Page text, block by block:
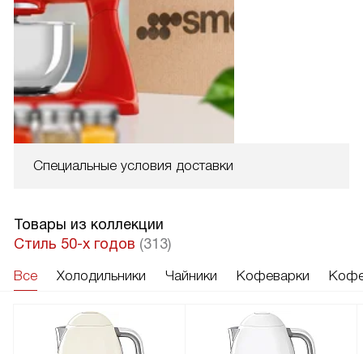
Специальные условия доставки
Товары из коллекции
Стиль 50-х годов (313)
Все Холодильники Чайники Кофеварки